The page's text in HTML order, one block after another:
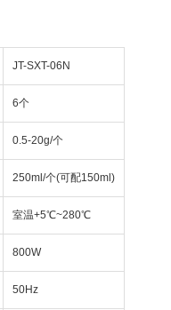
JT-SXT-06N
6个
0.5-20g/个
250ml/个(可配150ml)
室温+5℃~280℃
800W
50Hz